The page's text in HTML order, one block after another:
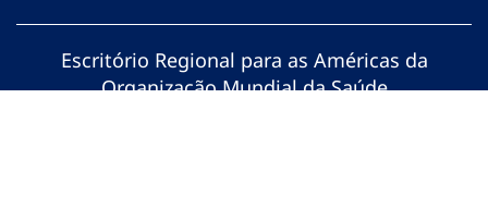
Escritório Regional para as Américas da
Organização Mundial da Saúde